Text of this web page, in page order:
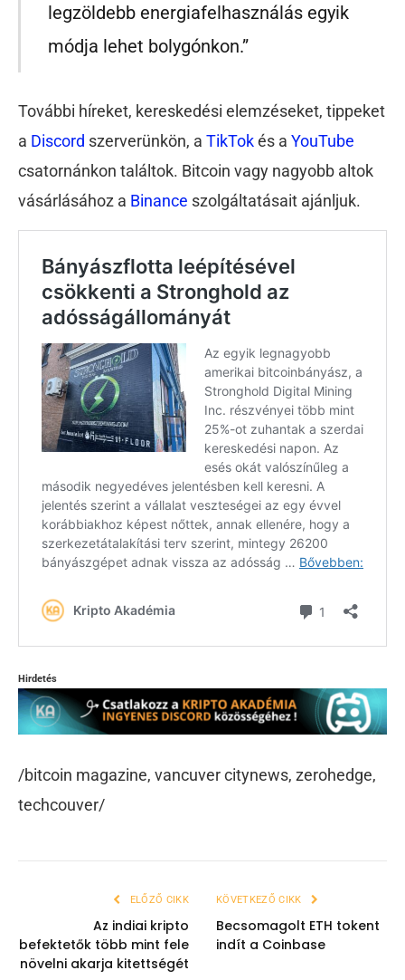
legzöldebb energiafelhasználás egyik
módja lehet bolygónkon.”
További híreket, kereskedési elemzéseket, tippeket
a Discord szerverünkön, a TikTokés a YouTube
csatornánkon találtok. Bitcoin vagy nagyobb altok
vásárlásához a Binance szolgáltatásait ajánljuk.
Hirdetés
/bitcoin magazine, vancuver citynews, zerohedge,
techcouver/
ELŐZŐ CIKK
Az indiai kripto
befektetők több mint fele
növelni akarja kitettségét
KÖVETKEZŐ CIKK
Becsomagolt ETH tokent
indít a Coinbase